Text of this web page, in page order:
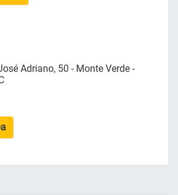
Adriano, 50 - Monte Verde -